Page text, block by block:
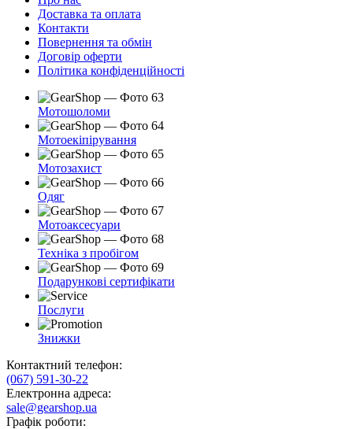
Доставка та оплата
Контакти
Повернення та обмін
Договір оферти
Політика конфіденційності
Мотошоломи
Мотоекіпірування
Мотозахист
Одяг
Мотоаксесуари
Техніка з пробігом
Подарункові сертифікати
Послуги
Знижки
Контактний телефон:
(067) 591-30-22
Електронна адреса:
sale@gearshop.ua
Графік роботи: